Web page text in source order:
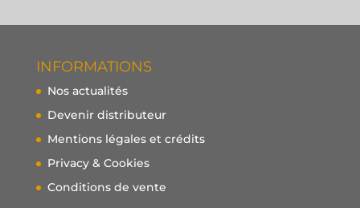
INFORMATIONS
Nos actualités
Devenir distributeur
Mentions légales et crédits
Privacy & Cookies
Conditions de vente